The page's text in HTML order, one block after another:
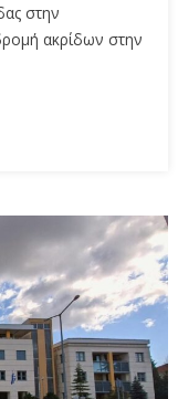
στην
ακρίδων στην